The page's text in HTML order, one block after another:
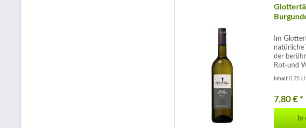
Im
natürliche
der
Rot-und
werden
Reflexen...
Inhalt0.75
7,80 € *
In